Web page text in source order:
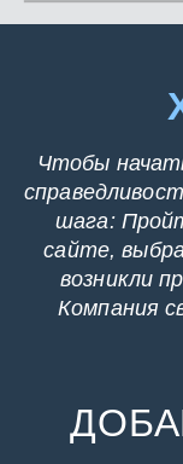
Чтобы
шага:
сайте,
возникли
Компания